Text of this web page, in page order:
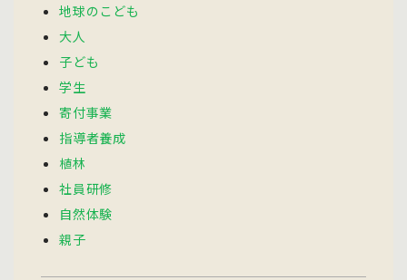
地球のこども
大人
子ども
学生
寄付事業
指導者養成
植林
社員研修
自然体験
親子